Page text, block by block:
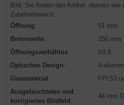
Bild. Sie finden den Artikel, ebenso wie
Zubehörbereich.
Öffnung:
51 mm
Brennweite:
250 mm
Öffnungsverhältnis:
f/4,9
Optisches Design:
4-
Glasmaterial:
FPL53
Ausgeleuchtetes und
korrigiertes Bildfeld:
44 mm